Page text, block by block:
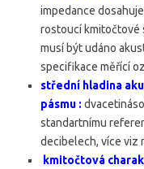
impedance
rostoucí kmitočtové
musí být udáno
specifikace měřící
střední hladina
pásmu :
standartnímu
decibelech, více viz
kmitočtová